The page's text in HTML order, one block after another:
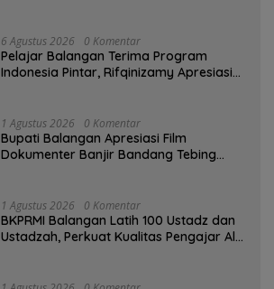
6 Agustus 2026 0 Komentar
Pelajar Balangan Terima Program
Indonesia Pintar, Rifqinizamy Apresiasi
1 Agustus 2026 0 Komentar
Bupati Balangan Apresiasi Film
Dokumenter Banjir Bandang Tebing
1 Agustus 2026 0 Komentar
BKPRMI Balangan Latih 100 Ustadz dan
Ustadzah, Perkuat Kualitas Pengajar Al-